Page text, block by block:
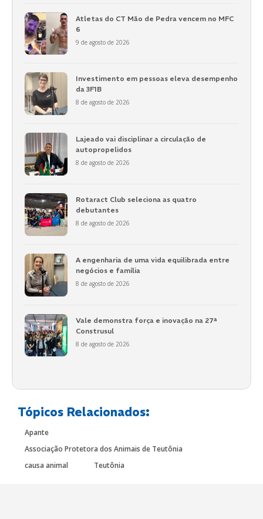
Atletas do CT Mão de Pedra vencem no MFC
6
9 de agosto de 2026
Investimento em pessoas eleva desempenho
da 3F1B
8 de agosto de 2026
Lajeado vai disciplinar a circulação de
autopropelidos
8 de agosto de 2026
Rotaract Club seleciona as quatro
debutantes
8 de agosto de 2026
A engenharia de uma vida equilibrada entre
negócios e família
8 de agosto de 2026
Vale demonstra força e inovação na 27ª
Construsul
8 de agosto de 2026
Tópicos Relacionados:
Apante
Associação Protetora dos Animais de Teutônia
causa animal
Teutônia